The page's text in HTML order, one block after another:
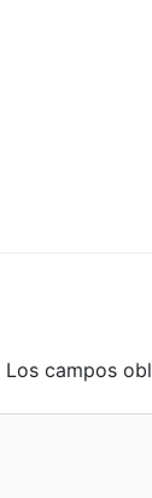
Los campos